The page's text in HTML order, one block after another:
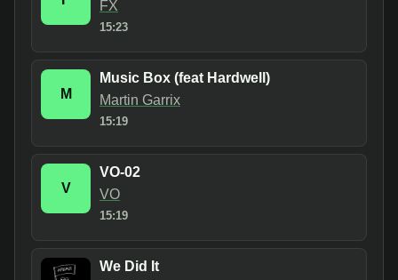
FX
15:23
M
Music Box (feat Hardwell)
Martin Garrix
15:19
V
VO-02
VO
15:19
We Did It